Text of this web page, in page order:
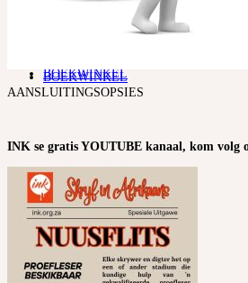
DRIETALIGE IDOOM
E-WOORDEBOEKE
LETTERKUNDIGE TERME
BOEKWINKEL
E-WOORDEBOEKE
LETTERKUNDIGE TERME
BOEKWINKEL
AANSLUITINGSOPSIES
INK se gratis YOUTUBE kanaal, kom volg